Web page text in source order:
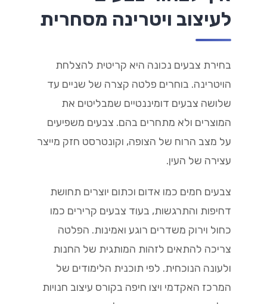
לעיצוב ויטרינה מסחרית
בחירת צבעים נכונה היא קריטית להצלחת
הויטרינה. בוחרים פלטה קצרה של שניים עד
שלושה צבעים דומיננטיים שמבליטים את
המוצרים ולא מתחרים בהם. צבעים משפיעים
על מצב הרוח של הצופה, וקונטרסט חזק מייצר
עצירה של העין.
צבעים חמים כמו אדום וכתום יוצרים תחושת
דחיפות והתרגשות, בעוד צבעים קרירים כמו
כחול וירוק משדרים רוגע ואמינות. הפלטה
צריכה להתאים לזהות המותגית של החנות
ולעונה הנוכחית. לפי תוכנית הלימודים של
המרכז האקדמי ויצו חיפה בקורס עיצוב חנויות